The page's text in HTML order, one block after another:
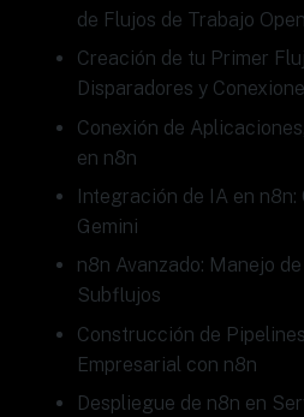
de Flujos de Trabajo
Creación de tu Primer
Disparadores y
Conexión de
en n8n
Integración de IA en n8n:
Gemini
n8n Avanzado: Manejo
Subflujos
Construcción de
Empresarial con n8n
Despliegue de n8n en